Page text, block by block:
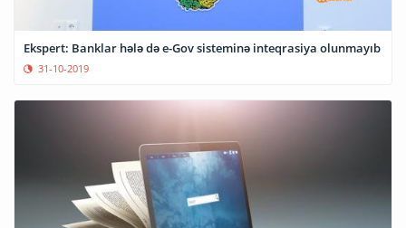
Ekspert: Banklar hələ də e-Gov sisteminə inteqrasiya olunmayıb
31-10-2019